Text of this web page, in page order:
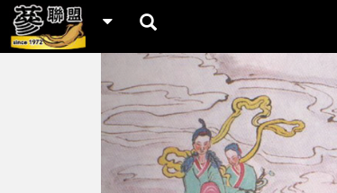
Previous